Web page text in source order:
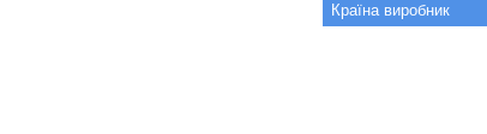
Країна виробник